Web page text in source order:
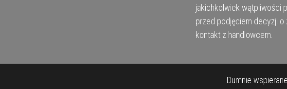
jakichkolwiek wątpliwości
przed podjęciem decyzji o
kontakt z handlowcem.
Dumnie